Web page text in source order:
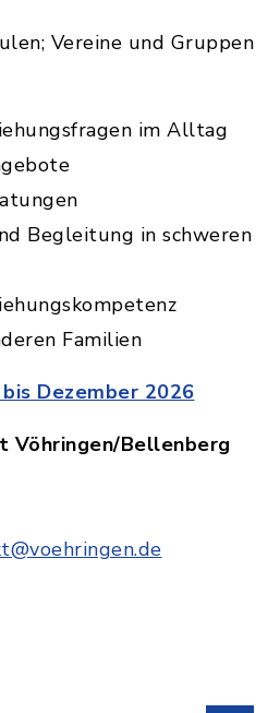
Vereine und Gruppen
im Alltag
Begleitung in schweren
Familien
Dezember 2026
Vöhringen/Bellenberg